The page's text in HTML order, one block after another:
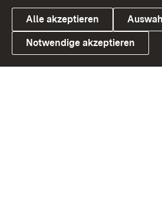
Link zum Landesportal
Alle akzeptieren
Notwendige akzeptieren